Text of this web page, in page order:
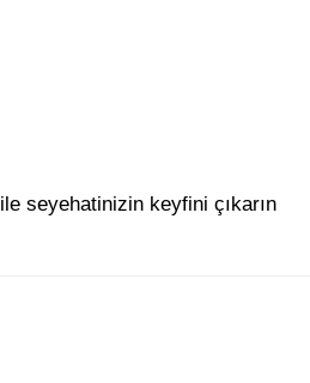
ile seyehatinizin keyfini çıkarın